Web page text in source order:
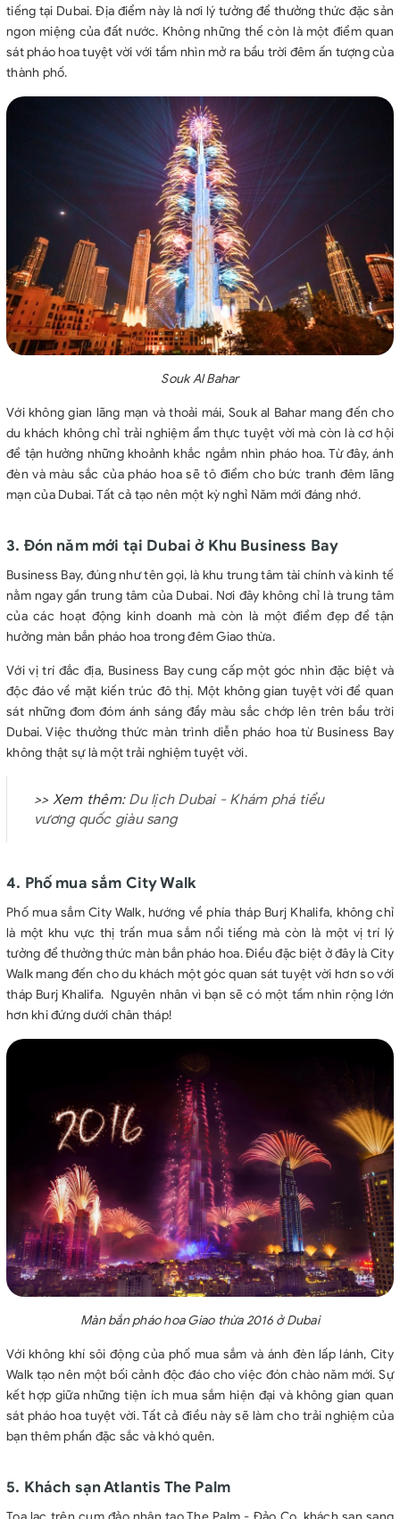
tiếng tại Dubai. Địa điểm này là nơi lý tưởng để thưởng thức đặc sản
ngon miệng của đất nước. Không những thế còn là một điểm quan
sát pháo hoa tuyệt vời với tầm nhìn mở ra bầu trời đêm ấn tượng của
thành phố.
Souk Al Bahar
Với không gian lãng mạn và thoải mái, Souk al Bahar mang đến cho
du khách không chỉ trải nghiệm ẩm thực tuyệt vời mà còn là cơ hội
để tận hưởng những khoảnh khắc ngắm nhìn pháo hoa. Từ đây, ánh
đèn và màu sắc của pháo hoa sẽ tô điểm cho bức tranh đêm lãng
mạn của Dubai. Tất cả tạo nên một kỳ nghỉ Năm mới đáng nhớ.
3. Đón năm mới tại Dubai ở Khu Business Bay
Business Bay, đúng như tên gọi, là khu trung tâm tài chính và kinh tế
nằm ngay gần trung tâm của Dubai. Nơi đây không chỉ là trung tâm
của các hoạt động kinh doanh mà còn là một điểm đẹp để tận
hưởng màn bắn pháo hoa trong đêm Giao thừa.
Với vị trí đắc địa, Business Bay cung cấp một góc nhìn đặc biệt và
độc đáo về mặt kiến trúc đô thị. Một không gian tuyệt vời để quan
sát những đom đóm ánh sáng đầy màu sắc chớp lên trên bầu trời
Dubai. Việc thưởng thức màn trình diễn pháo hoa từ Business Bay
không thật sự là một trải nghiệm tuyệt vời.
>> Xem thêm: Du lịch Dubai - Khám phá tiểu
vương quốc giàu sang
4. Phố mua sắm City Walk
Phố mua sắm City Walk, hướng về phía tháp Burj Khalifa, không chỉ
là một khu vực thị trấn mua sắm nổi tiếng mà còn là một vị trí lý
tưởng để thưởng thức màn bắn pháo hoa. Điều đặc biệt ở đây là City
Walk mang đến cho du khách một góc quan sát tuyệt vời hơn so với
tháp Burj Khalifa. Nguyên nhân vì bạn sẽ có một tầm nhìn rộng lớn
hơn khi đứng dưới chân tháp!
Màn bắn pháo hoa Giao thừa 2016 ở Dubai
Với không khí sôi động của phố mua sắm và ánh đèn lấp lánh, City
Walk tạo nên một bối cảnh độc đáo cho việc đón chào năm mới. Sự
kết hợp giữa những tiện ích mua sắm hiện đại và không gian quan
sát pháo hoa tuyệt vời. Tất cả điều này sẽ làm cho trải nghiệm của
bạn thêm phần đặc sắc và khó quên.
5. Khách sạn Atlantis The Palm